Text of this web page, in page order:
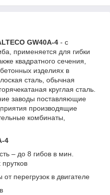
GW40A-4 - с
применяется для гибки
квадратного сечения,
изделиях в
сталь, обычная
круглая сталь.
заводы поставляющие
производящие
комбинаты,
4
– до 8 гибов в мин.
перегрузок в двигателе